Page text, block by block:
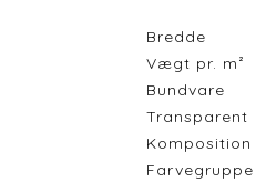
Bredde
Vægt pr. m²
Bundvare
Transparent
Komposition
Farvegruppe